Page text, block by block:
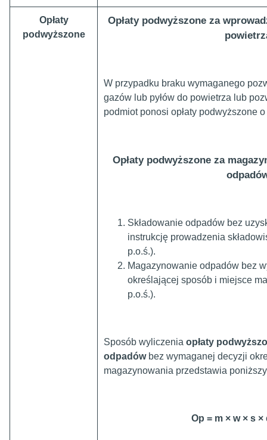
Opłaty
podwyższone
Opłaty podwyższone za
W przypadku braku wymaganego
gazów lub pyłów do powietrza lub
podmiot ponosi opłaty podwyższone
Opłaty podwyższone za
Składowanie odpadów bez
instrukcję prowadzenia
p.o.ś.).
Magazynowanie odpadów bez
określającej sposób i miejsce
p.o.ś.).
Sposób wyliczenia opłaty
odpadówbez wymaganej decyzji
magazynowania przedstawia
Op = m × w × s ×